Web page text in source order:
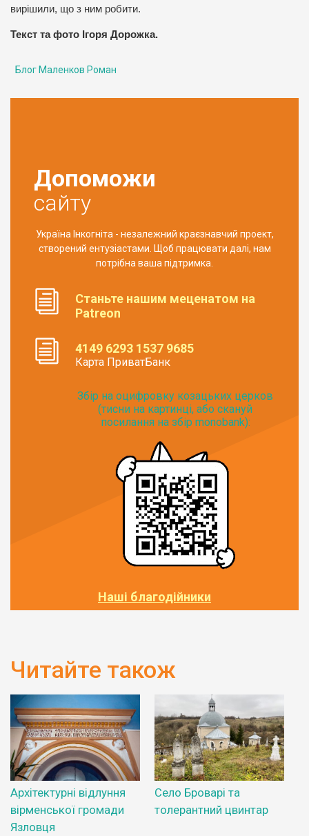
вирішили, що з ним робити.
Текст та фото Ігоря Дорожка.
Блог Маленков Роман
Допоможи
сайту
Україна Інкогніта - незалежний краєзнавчий проект,
створений ентузіастами. Щоб працювати далі, нам
потрібна ваша підтримка.
Станьте нашим меценатом на
Patreon
4149 6293 1537 9685
Карта ПриватБанк
Збір на оцифровку козацьких церков
(тисни на картинці, або скануй
посилання на збір monobank):
Наші благодійники
Читайте також
Архітектурні відлуння
вірменської громади
Язловця
Село Броварі та
толерантний цвинтар